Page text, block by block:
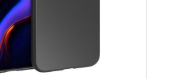
APPLE FOR BUSINESS